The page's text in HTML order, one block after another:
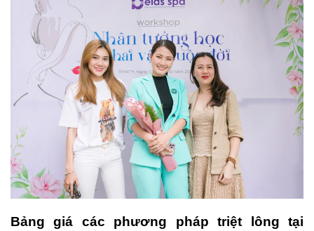
Bảng giá các phương pháp triệt lông tại